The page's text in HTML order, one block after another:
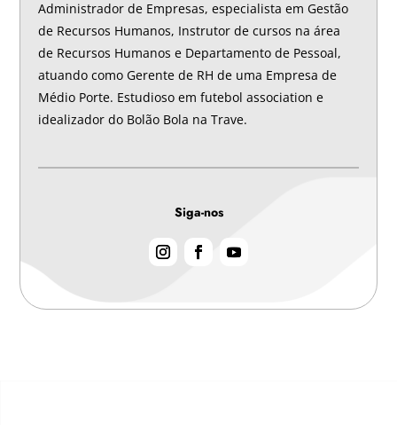
Administrador de Empresas, especialista em Gestão
de Recursos Humanos, Instrutor de cursos na área
de Recursos Humanos e Departamento de Pessoal,
atuando como Gerente de RH de uma Empresa de
Médio Porte. Estudioso em futebol association e
idealizador do Bolão Bola na Trave.
Siga-nos